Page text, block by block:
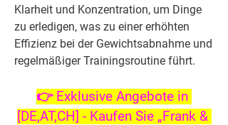
Klarheit und Konzentration, um Dinge
zu erledigen, was zu einer erhöhten
Effizienz bei der Gewichtsabnahme und
regelmäßiger Trainingsroutine führt.
👉 Exklusive Angebote in
[DE,AT,CH] - Kaufen Sie „Frank &